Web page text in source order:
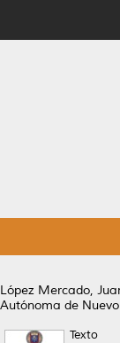
López Mercado,
Autónoma de
Texto